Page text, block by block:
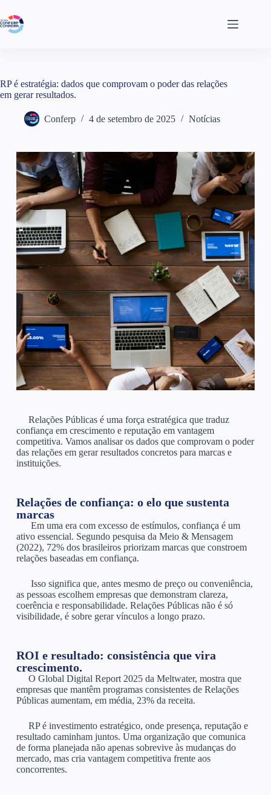
RP é estratégia: dados que comprovam o poder das relações
em gerar resultados.
Conferp 4 de setembro de 2025 Notícias
Relações Públicas é uma força estratégica que traduz
confiança em crescimento e reputação em vantagem
competitiva. Vamos analisar os dados que comprovam o poder
das relações em gerar resultados concretos para marcas e
instituições.
Relações de confiança: o elo que sustenta
marcas
Em uma era com excesso de estímulos, confiança é um
ativo essencial. Segundo pesquisa da Meio & Mensagem
(2022), 72% dos brasileiros priorizam marcas que constroem
relações baseadas em confiança.
Isso significa que, antes mesmo de preço ou conveniência,
as pessoas escolhem empresas que demonstram clareza,
coerência e responsabilidade. Relações Públicas não é só
visibilidade, é sobre gerar vínculos a longo prazo.
ROI e resultado: consistência que vira
crescimento.
O Global Digital Report 2025 da Meltwater, mostra que
empresas que mantêm programas consistentes de Relações
Públicas aumentam, em média, 23% da receita.
RP é investimento estratégico, onde presença, reputação e
resultado caminham juntos. Uma organização que comunica
de forma planejada não apenas sobrevive às mudanças do
mercado, mas cria vantagem competitiva frente aos
concorrentes.